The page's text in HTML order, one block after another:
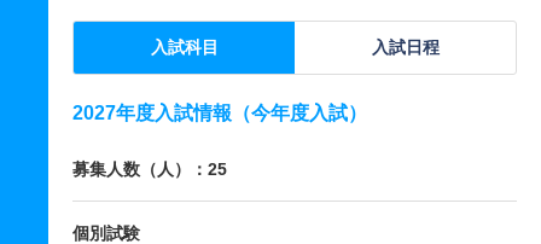
入試科目 入試日程
2027年度入試情報（今年度入試）
募集人数（人）：25
個別試験